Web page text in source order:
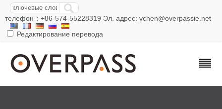
телефон：+86-574-55228319 Эл. адрес: vchen@overpassie.net
Редактирование перевода